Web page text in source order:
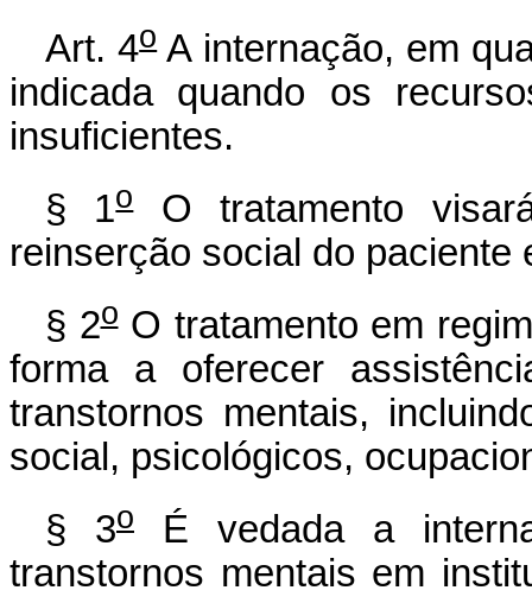
Art. 4oA internação, em
indicada quando os
insuficientes.
§ 1oO tratamento
reinserção social do paciente
§ 2oO tratamento em
forma a oferecer
transtornos mentais,
social, psicológicos,
§ 3o
É vedada a
transtornos mentais em